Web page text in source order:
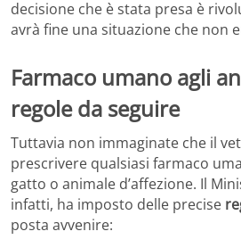
decisione che è stata presa è
avrà fine una situazione che non
Farmaco umano agli
regole da seguire
Tuttavia non immaginate che il
prescrivere qualsiasi farmaco
gatto o animale d’affezione. Il
infatti, ha imposto delle precise
posta avvenire: